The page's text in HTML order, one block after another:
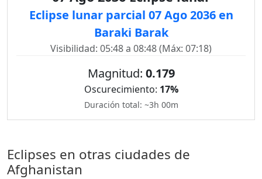
Eclipse lunar parcial 07 Ago 2036 en
Baraki Barak
Visibilidad: 05:48 a 08:48 (Máx: 07:18)
Magnitud: 0.179
Oscurecimiento: 17%
Duración total: ~3h 00m
Eclipses en otras ciudades de
Afghanistan